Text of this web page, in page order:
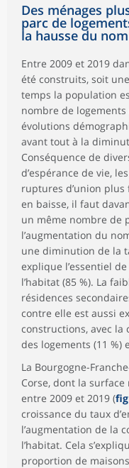
Des ménages
parc de
la hausse du
Entre 2009 et 2019
été construits, soit
temps la population
nombre de logements
évolutions
avant tout à la
Conséquence de
d’espérance de vie,
ruptures d’union
en baisse, il faut
un même nombre de
l’augmentation du
une diminution de la
explique l’essentiel
l’habitat (85 %). La
résidences
contre elle est aussi
constructions, avec la
des logements (11 %)
La Bourgogne-
Corse, dont la
entre 2009 et 2019 (
croissance du taux
l’augmentation de la
l’habitat. Cela
proportion de